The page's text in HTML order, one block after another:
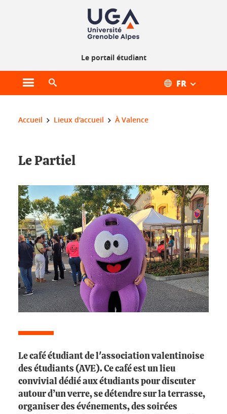
Le portail étudiant
Ouvrir le menu principal FR
Vous êtes ici :
Accueil Lieux d'accueil À Valence
Le Partiel
Le café étudiant de l'association valentinoise
des étudiants (AVE). Ce café est un lieu
convivial dédié aux étudiants pour discuter
autour d’un verre, se détendre sur la terrasse,
organiser des événements, des soirées